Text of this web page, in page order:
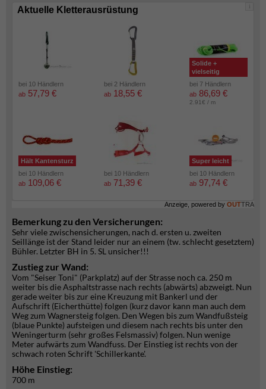
i
Aktuelle Kletterausrüstung
bei 10 Händlern
ab 57,79 €
bei 2 Händlern
ab 18,55 €
Solide +
vielseitig
bei 7 Händlern
ab 86,69 €
2.91€ / m
Hält Kantensturz
bei 10 Händlern
ab 109,06 €
bei 10 Händlern
ab 71,39 €
Super leicht
bei 10 Händlern
ab 97,74 €
Anzeige, powered by OUTTRA
Bemerkung zu den Versicherungen:
Sehr viele zwischensicherungen, nach d. ersten u. zweiten
Seillänge ist der Stand leider nur an einem (tw. schlecht gesetztem)
Bühler. Letzter BH in 5. SL unsicher!!!
Zustieg zur Wand:
Vom "Seiser Toni" (Parkplatz) auf der Strasse noch ca. 250 m
weiter bis die Asphaltstrasse nach rechts (abwärts) abzweigt. Nun
gerade weiter bis zur eine Kreuzung mit Bankerl und der
Aufschrift (Eicherthütte) folgen (kurz davor kann man auch dem
Weg zum Wagnersteig folgen. Den Wegen bis zum Wandfußsteig
(blaue Punkte) aufsteigen und diesem nach rechts bis unter den
Weningerturm (sehr großes Felsmassiv) folgen. Nun wenige
Meter aufwärts zum Wandfuss. Der Einstieg ist rechts von der
schwach roten Schrift 'Schillerkante'.
Höhe Einstieg:
700 m